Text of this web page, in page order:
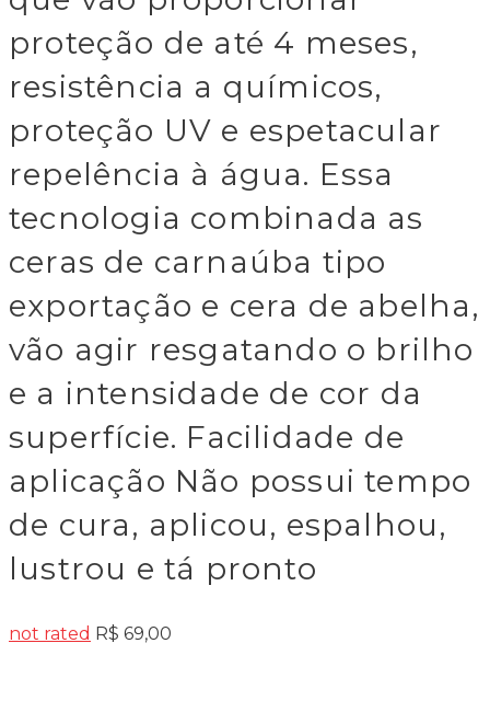
proteção de até 4 meses,
resistência a químicos,
proteção UV e espetacular
repelência à água. Essa
tecnologia combinada as
ceras de carnaúba tipo
exportação e cera de abelha,
vão agir resgatando o brilho
e a intensidade de cor da
superfície. Facilidade de
aplicação Não possui tempo
de cura, aplicou, espalhou,
lustrou e tá pronto
not rated R$ 69,00